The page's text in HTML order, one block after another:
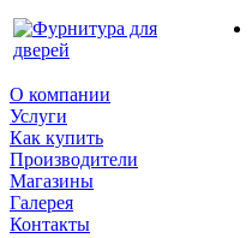
О компании
Услуги
Как купить
Производители
Магазины
Галерея
Контакты